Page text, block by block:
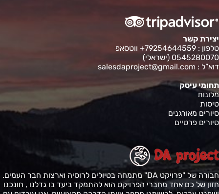
להיום - 417, כאשר ביממה אחרונה נמצאו
כ41 נדבקים בוירוס. למרות נתונים הלא
כל כך מעודדים , חברות תיירות גדולות
ממשיכות בהכנות לפתוח את עונת הנופשים
בסוצ'י החל מ1 ליוני הקרוב. מומחים
בענף טוענים שחודש מאי יהיה גורלי
תשובה סופית לשאלה שמדאיגה את כולם -
אם עונת התיירות פנים לא תתקיים השנה?ֿ
דניאל אבשלום (אדלר, סוצ'י)
15.04.2020
16:00
רשויות בכל זאת מבקשים מתושבים לשמור
על תנאי בידוד עצמי ולהימנע מלצאת
מהבית ללא צרכים הכרחיים.
בתכנית רשויות , שיחרור הדרגתי של
יצירת קשר
טלפון : 79254644559+ ווטסאפ
0545280070 (ישראלי)
דוא”ל : salesdaproject@gmail.com
תחומי עיסק
מלונות
טיסות
סיורים מאורגנים
סיורים פרטיים
חבורה של "פרויקט DA" מתמחה בטיולים לרוסיה וארצות חבר העמים.
חזון של כם אחד מחברי הפרויקט הוא להתמקד ביעד בו גדלנו , חונכנו